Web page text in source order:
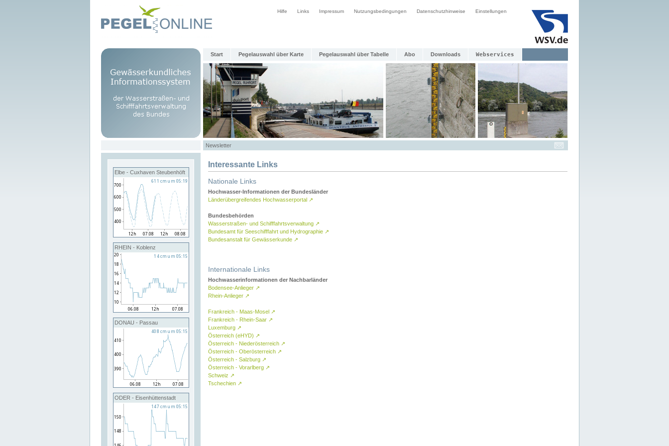
Hilfe Links Impressum Nutzungsbedingungen Datenschutzhinweise Einstellungen
Start Pegelauswahl über Karte Pegelauswahl über Tabelle Abo Downloads Webservices
Newsletter
Elbe - Cuxhaven Steubenhöft
RHEIN - Koblenz
DONAU - Passau
ODER - Eisenhüttenstadt
Interessante Links
Nationale Links
Hochwasser-Informationen der Bundesländer
Länderübergreifendes Hochwasserportal ↗
Bundesbehörden
Wasserstraßen- und Schifffahrtsverwaltung ↗
Bundesamt für Seeschifffahrt und Hydrographie ↗
Bundesanstalt für Gewässerkunde ↗
Internationale Links
Hochwasserinformationen der Nachbarländer
Bodensee-Anlieger ↗
Rhein-Anlieger ↗
Frankreich - Maas-Mosel ↗
Frankreich - Rhein-Saar ↗
Luxemburg ↗
Österreich (eHYD) ↗
Österreich - Niederösterreich ↗
Österreich - Oberösterreich ↗
Österreich - Salzburg ↗
Österreich - Vorarlberg ↗
Schweiz ↗
Tschechien ↗